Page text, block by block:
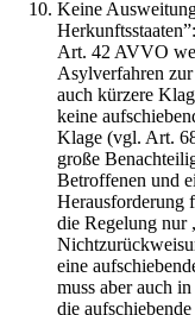
Keine
Art. 42 AVVO
Asylverfahren
auch kürzere
keine
Klage (vgl. Art.
große
Betroffenen und
Herausforderung
die Regelung nur
eine
muss aber auch
die